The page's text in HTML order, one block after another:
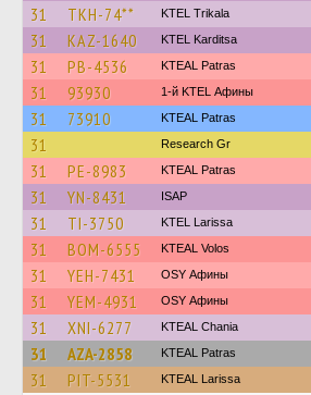
31 TKH-74** ΚΤΕL Τrikala
31 KAZ-1640 ΚΤΕL Karditsa
31 PB-4536 KTEAL Patras
31 93930 1-й KTEL Афины
31 73910 KTEAL Patras
31 Research Gr
31 PE-8983 KTEAL Patras
31 YN-8431 ISAP
31 TI-3750 KTEL Larissa
31 BOM-6555 KTEAL Volos
31 YEH-7431 OSY Афины
31 YEM-4931 OSY Афины
31 XNI-6277 KTEAL Chania
31 AZA-2858 KTEAL Patras
31 PIT-5531 KTEAL Larissa